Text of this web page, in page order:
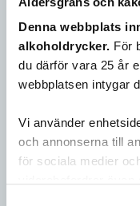
Denna webbplats
alkoholdrycker. För
du därför vara 25 år
webbplatsen intygar
Vi använder
och annonserna till
för sociala medier
Casa